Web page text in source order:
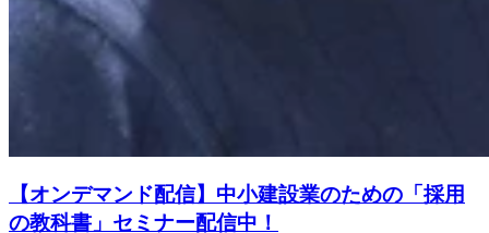
【オンデマンド配信】中小建設業のための「採用
の教科書」セミナー配信中！